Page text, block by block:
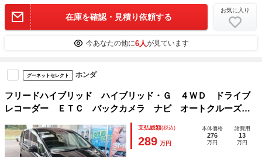
在庫を確認・見積り依頼する
お気に入り
今あなたの他に6人が見ています
グーネットセレクト ホンダ
フリードハイブリッド ハイブリッド・Ｇ ４ＷＤ ドライブ
レコーダー ＥＴＣ バックカメラ ナビ オートクルーズコ
ントロール レーンアシスト 衝突被害軽減システム 両側電
動スライドドア オートライト ＬＥＤヘッドランプ スマー
トキー
支払総額(税込)
289 万円
本体価格
276
万円
諸費用
13
万円